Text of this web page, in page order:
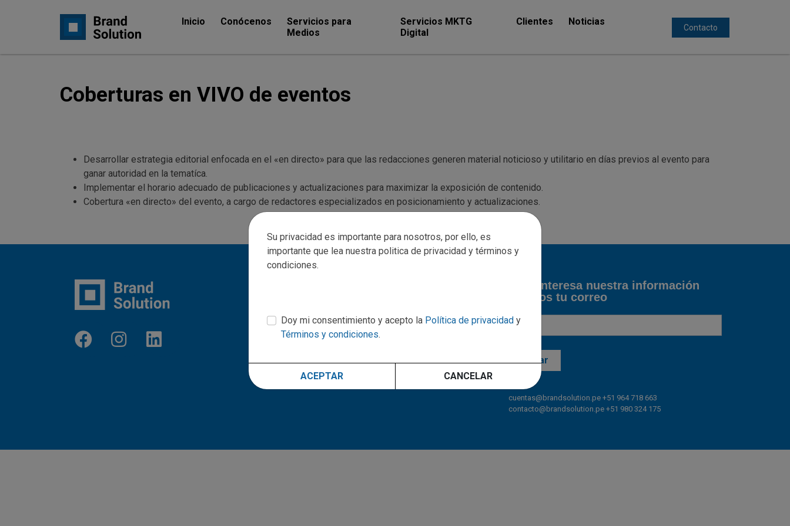
Inicio Conócenos
Servicios para
Medios
Servicios MKTG
Digital
Clientes Noticias
Contacto
Coberturas en VIVO de eventos
Desarrollar estrategia editorial enfocada en el «en directo» para que las redacciones generen material noticioso y utilitario en días previos al evento para
ganar autoridad en la tematíca.
Implementar el horario adecuado de publicaciones y actualizaciones para maximizar la exposición de contenido.
Cobertura «en directo» del evento, a cargo de redactores especializados en posicionamiento y actualizaciones.
Conócenos
Clientes
Política de privacidad
Términos y condiciones
Si te interesa nuestra información
déjanos tu correo
cuentas@ brandsolution.pe +51 964 718 663
contacto@brandsolution.pe +51 980 324 175
Su privacidad es importante para nosotros, por ello, es
importante que lea nuestra politica de privacidad y términos y
condiciones.
Doy mi consentimiento y acepto la Política de privacidad y
Términos y condiciones.
ACEPTAR CANCELAR